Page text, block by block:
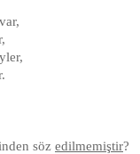
söz edilme­miştir?